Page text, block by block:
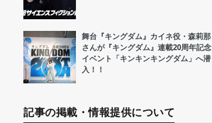
舞台『キングダム』カイネ役・森莉那
さんが『キングダム』連載20周年記念
イベント「キンキンキングダム」へ潜
入！！
記事の掲載・情報提供について